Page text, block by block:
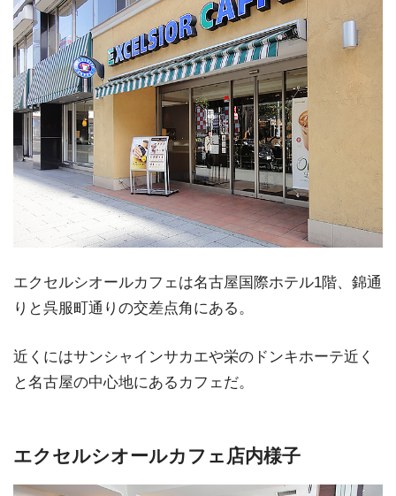
エクセルシオールカフェは名古屋国際ホテル1階、錦通
りと呉服町通りの交差点角にある。
近くにはサンシャインサカエや栄のドンキホーテ近く
と名古屋の中心地にあるカフェだ。
エクセルシオールカフェ店内様子